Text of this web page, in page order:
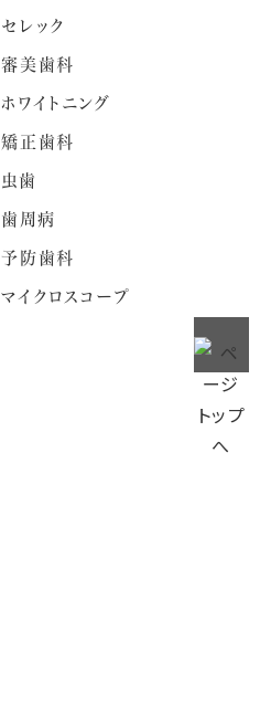
セレック
審美歯科
ホワイトニング
矯正歯科
虫歯
歯周病
予防歯科
マイクロスコープ